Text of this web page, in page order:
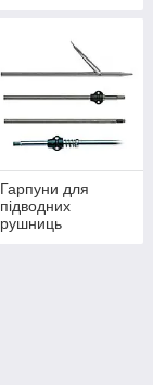
Гарпуни для
підводних
рушниць